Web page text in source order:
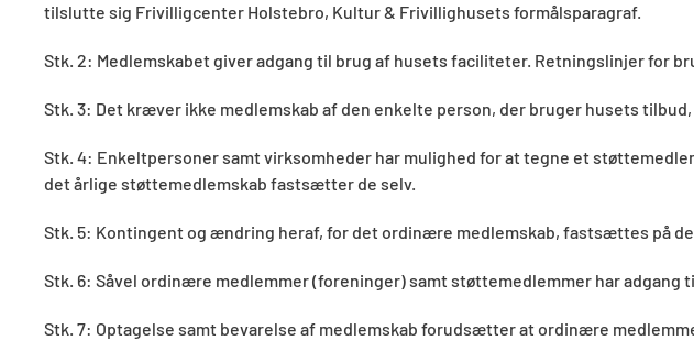
tilslutte sig Frivilligcenter Holstebro, Kultur & Frivillighusets formålsparagraf.
Stk. 2: Medlemskabet giver adgang til brug af husets faciliteter. Retningslinjer for
Stk. 3: Det kræver ikke medlemskab af den enkelte person, der bruger husets
Stk. 4: Enkeltpersoner samt virksomheder har mulighed for at tegne et
det årlige støttemedlemskab fastsætter de selv.
Stk. 5: Kontingent og ændring heraf, for det ordinære medlemskab, fastsættes på
Stk. 6: Såvel ordinære medlemmer (foreninger) samt støttemedlemmer har
Stk. 7: Optagelse samt bevarelse af medlemskab forudsætter at ordinære